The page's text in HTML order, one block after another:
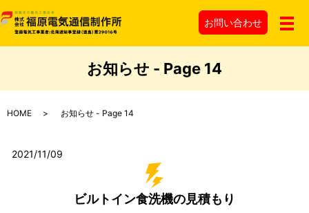
メ
お問い合わせ
お知らせ - Page 14
HOME お知らせ - Page 14
2021/11/09
ビルトイン食洗機の見積もり